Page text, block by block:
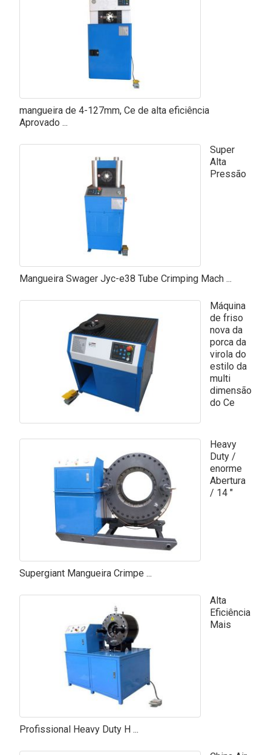
mangueira de 4-127mm, Ce de alta eficiência
Aprovado ...
Super
Alta
Pressão
Mangueira Swager Jyc-e38 Tube Crimping Mach ...
Máquina
de friso
nova da
porca da
virola do
estilo da
multi
dimensão
do Ce
Heavy
Duty /
enorme
Abertura
/ 14 ″
Supergiant Mangueira Crimpe ...
Alta
Eficiência
Mais
Profissional Heavy Duty H ...